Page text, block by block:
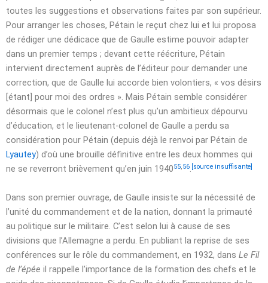
toutes les suggestions et observations faites par son supérieur.
Pour arranger les choses, Pétain le reçut chez lui et lui proposa
de rédiger une dédicace que de Gaulle estime pouvoir adapter
dans un premier temps ; devant cette réécriture, Pétain
intervient directement auprès de l’éditeur pour demander une
correction, que de Gaulle lui accorde bien volontiers, « vos désirs
[étant] pour moi des ordres ». Mais Pétain semble considérer
désormais que le colonel n’est plus qu’un ambitieux dépourvu
d’éducation, et le lieutenant-colonel de Gaulle a perdu sa
considération pour Pétain (depuis déjà le renvoi par Pétain de
Lyautey) d’où une brouille définitive entre les deux hommes qui
ne se reverront brièvement qu’en juin 194055,56.[source insuffisante]
Dans son premier ouvrage, de Gaulle insiste sur la nécessité de
l’unité du commandement et de la nation, donnant la primauté
au politique sur le militaire. C’est selon lui à cause de ses
divisions que l’Allemagne a perdu. En publiant la reprise de ses
conférences sur le rôle du commandement, en 1932, dans Le Fil
de l’épée il rappelle l’importance de la formation des chefs et le